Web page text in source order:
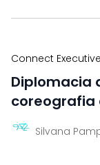
Connect
Diplomacia
coreografia
Silvana